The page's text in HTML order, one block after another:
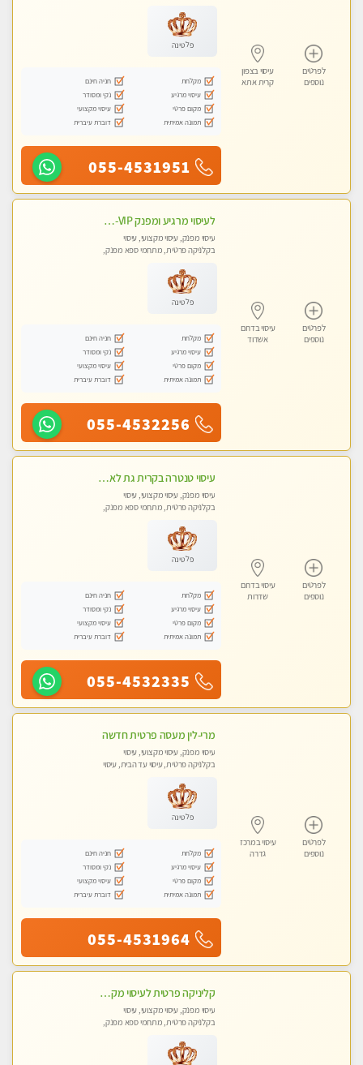
לפרטים
נוספים
עיסוי בצפון
קרית אתא
פלטינה
מקלחת
חניה חינם
עיסוי מרגיע
נקי ומסודר
מקום פרטי
עיסוי מקצועי
תמונה אמיתית
דוברת עיברית
055-4531951
לפרטים
נוספים
עיסוי בדרום
אשדוד
לעיסוי מרגיע ומפנק VIP-מומלץ לחלוטין! פרטי! ​​​​​​ Highly recommended
עיסוי מפנק, עיסוי מקצועי, עיסוי
בקלניקה פרטית, מתחמי ספא מפנק,
טנטרה
פלטינה
מקלחת
חניה חינם
עיסוי מרגיע
נקי ומסודר
מקום פרטי
עיסוי מקצועי
תמונה אמיתית
דוברת עיברית
055-4532256
לפרטים
נוספים
עיסוי בדרום
שדרות
עיסוי טנטרה בקרית גת לא מה שחשבת הרבה יותר ממה שדמיינת פרטי!!! Highly recommended
עיסוי מפנק, עיסוי מקצועי, עיסוי
בקלניקה פרטית, מתחמי ספא מפנק,
טנטרה
פלטינה
מקלחת
חניה חינם
עיסוי מרגיע
נקי ומסודר
מקום פרטי
עיסוי מקצועי
תמונה אמיתית
דוברת עיברית
055-4532335
לפרטים
נוספים
עיסוי במרכז
גדרה
מרי-לין מעסה פרטית חדשה
עיסוי מפנק, עיסוי מקצועי, עיסוי
בקלניקה פרטית, עיסוי עד הבית, עיסוי
פלטינה
מקלחת
חניה חינם
עיסוי מרגיע
נקי ומסודר
מקום פרטי
עיסוי מקצועי
תמונה אמיתית
דוברת עיברית
055-4531964
קליניקה פרטית לעיסוי מקצועי ואלטרנטיבי ברמה גבוהה VIP תתקשר ..... highly recommended..new in the city
עיסוי מפנק, עיסוי מקצועי, עיסוי
בקלניקה פרטית, מתחמי ספא מפנק,
טנטרה, עיסוי מגבר לגבר, עיסוי מגבר
לאישה